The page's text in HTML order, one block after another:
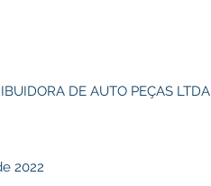
DE AUTO PEÇAS LTDA
2022